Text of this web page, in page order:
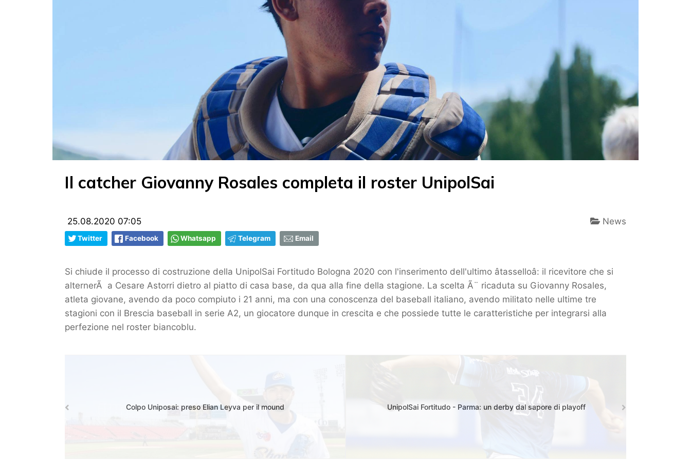
Il catcher Giovanny Rosales completa il roster UnipolSai
25.08.2020 07:05 News
Twitter Facebook Whatsapp Telegram Email
Si chiude il processo di costruzione della UnipolSai Fortitudo Bologna 2020 con l'inserimento dell'ultimo âtasselloâ: il ricevitore che si
alternerÃ a Cesare Astorri dietro al piatto di casa base, da qua alla fine della stagione. La scelta Ã¨ ricaduta su Giovanny Rosales,
atleta giovane, avendo da poco compiuto i 21 anni, ma con una conoscenza del baseball italiano, avendo militato nelle ultime tre
stagioni con il Brescia baseball in serie A2, un giocatore dunque in crescita e che possiede tutte le caratteristiche per integrarsi alla
perfezione nel roster biancoblu.
Colpo Uniposai: preso Elian Leyva per il mound UnipolSai Fortitudo - Parma: un derby dal sapore di playoff